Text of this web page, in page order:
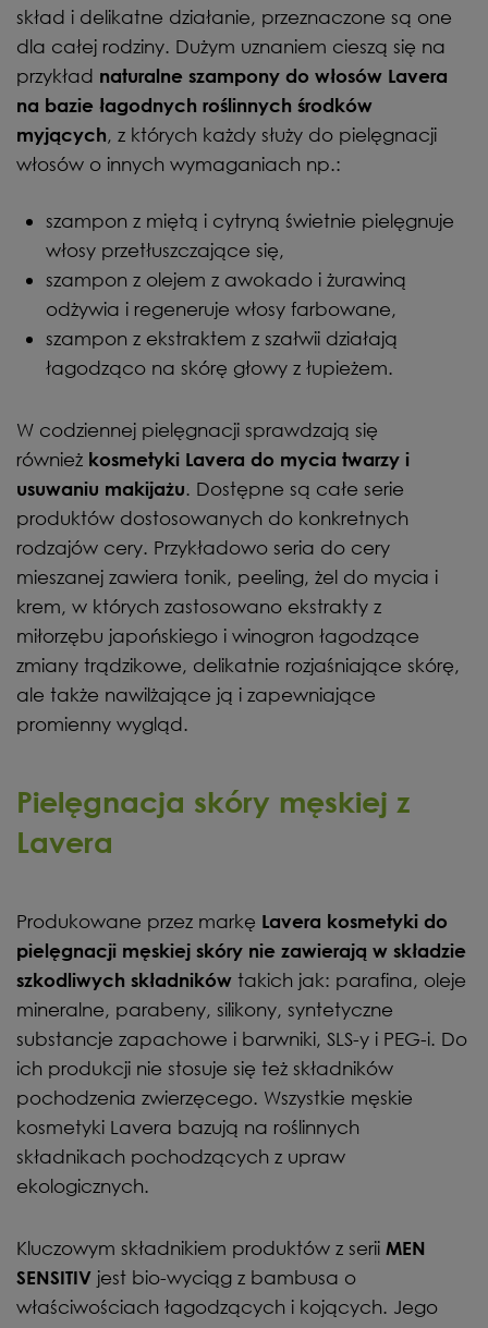
skład i delikatne działanie, przeznaczone są one
dla całej rodziny. Dużym uznaniem cieszą się na
przykład naturalne szampony do włosów Lavera
na bazie łagodnych roślinnych środków
myjących, z których każdy służy do pielęgnacji
włosów o innych wymaganiach np.:
szampon z miętą i cytryną świetnie pielęgnuje
włosy przetłuszczające się,
szampon z olejem z awokado i żurawiną
odżywia i regeneruje włosy farbowane,
szampon z ekstraktem z szałwii działają
łagodząco na skórę głowy z łupieżem.
W codziennej pielęgnacji sprawdzają się
również kosmetyki Lavera do mycia twarzy i
usuwaniu makijażu. Dostępne są całe serie
produktów dostosowanych do konkretnych
rodzajów cery. Przykładowo seria do cery
mieszanej zawiera tonik, peeling, żel do mycia i
krem, w których zastosowano ekstrakty z
miłorzębu japońskiego i winogron łagodzące
zmiany trądzikowe, delikatnie rozjaśniające skórę,
ale także nawilżające ją i zapewniające
promienny wygląd.
Pielęgnacja skóry męskiej z
Lavera
Produkowane przez markę Lavera kosmetyki do
pielęgnacji męskiej skóry nie zawierają w składzie
szkodliwych składników takich jak: parafina, oleje
mineralne, parabeny, silikony, syntetyczne
substancje zapachowe i barwniki, SLS-y i PEG-i. Do
ich produkcji nie stosuje się też składników
pochodzenia zwierzęcego. Wszystkie męskie
kosmetyki Lavera bazują na roślinnych
składnikach pochodzących z upraw
ekologicznych.
Kluczowym składnikiem produktów z serii MEN
SENSITIV jest bio-wyciąg z bambusa o
właściwościach łagodzących i kojących. Jego